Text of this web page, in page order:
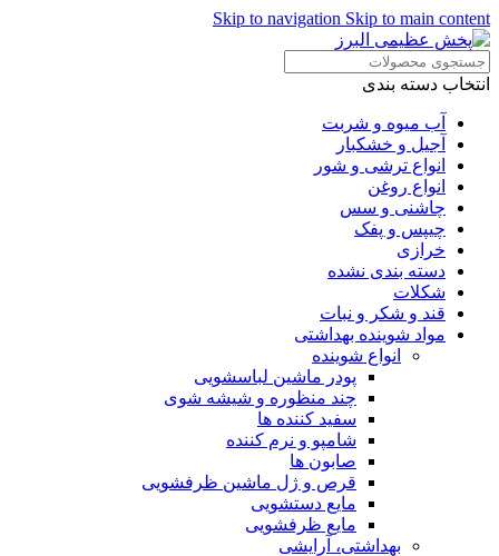
Skip to navigation Skip to main content
انتخاب دسته بندی
آب میوه و شربت
آجیل و خشکبار
انواع ترشی و شور
انواع روغن
چاشنی و سس
چیپس و پفک
خرازی
دسته بندی نشده
شکلات
قند و شکر و نبات
مواد شوینده بهداشتی
انواع شوینده
پودر ماشین لباسشویی
چند منظوره و شیشه شوی
سفید کننده ها
شامپو و نرم کننده
صابون ها
قرص و ژل ماشین ظرفشویی
مایع دستشویی
مایع ظرفشویی
بهداشتی، آرایشی